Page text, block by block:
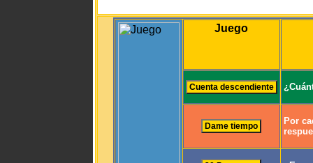
Juego
Por